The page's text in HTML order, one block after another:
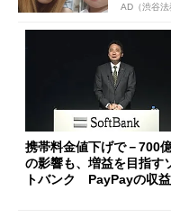
AD（渋谷法
携帯料金値下げで－700
の影響も、増益を目指す
トバンク PayPayの収